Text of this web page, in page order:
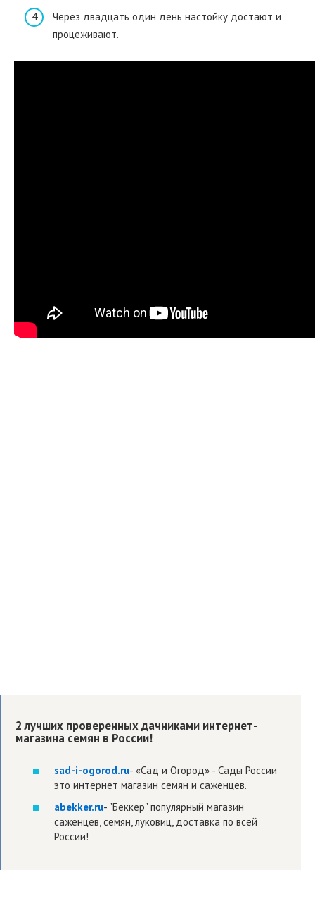
Через двадцать один день настойку достают и
процеживают.
2 лучших проверенных дачниками интернет-
магазина семян в России!
sad-i-ogorod.ru- «Сад и Огород» - Сады России
это интернет магазин семян и саженцев.
abekker.ru- "Беккер" популярный магазин
саженцев, семян, луковиц, доставка по всей
России!